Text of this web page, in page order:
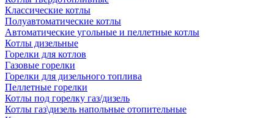
Классические котлы
Полуавтоматические котлы
Автоматические угольные и пеллетные котлы
Котлы дизельные
Горелки для котлов
Газовые горелки
Горелки для дизельного топлива
Пеллетные горелки
Котлы под горелку газ/дизель
Котлы газ\дизель напольные отопительные